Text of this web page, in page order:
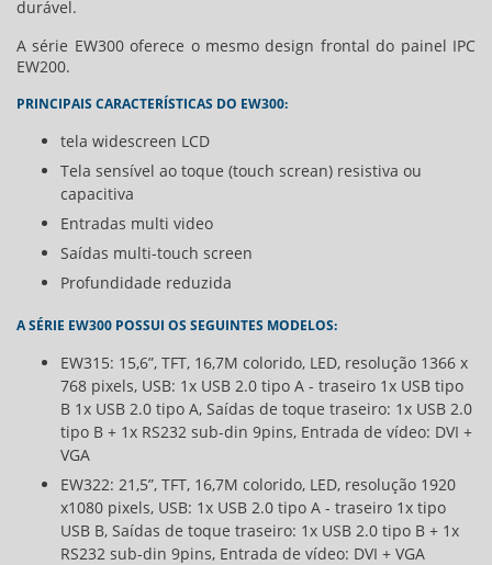
durável.
A série EW300 oferece o mesmo design frontal do painel IPC
EW200.
PRINCIPAIS CARACTERÍSTICAS DO EW300:
tela widescreen LCD
Tela sensível ao toque (touch screan) resistiva ou
capacitiva
Entradas multi video
Saídas multi-touch screen
Profundidade reduzida
A SÉRIE EW300 POSSUI OS SEGUINTES MODELOS:
EW315: 15,6”, TFT, 16,7M colorido, LED, resolução 1366 x
768 pixels, USB: 1x USB 2.0 tipo A - traseiro 1x USB tipo
B 1x USB 2.0 tipo A, Saídas de toque traseiro: 1x USB 2.0
tipo B + 1x RS232 sub-din 9pins, Entrada de vídeo: DVI +
VGA
EW322: 21,5”, TFT, 16,7M colorido, LED, resolução 1920
x1080 pixels, USB: 1x USB 2.0 tipo A - traseiro 1x tipo
USB B, Saídas de toque traseiro: 1x USB 2.0 tipo B + 1x
RS232 sub-din 9pins, Entrada de vídeo: DVI + VGA